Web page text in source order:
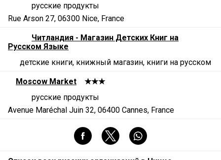
русские продукты
Rue Arson 27, 06300 Nice, France
Читландия - Магазин Детских Книг на
Русском Языке
детские книги, книжный магазин, книги на русском
Moscow Market
★★★
русские продукты
Avenue Maréchal Juin 32, 06400 Cannes, France